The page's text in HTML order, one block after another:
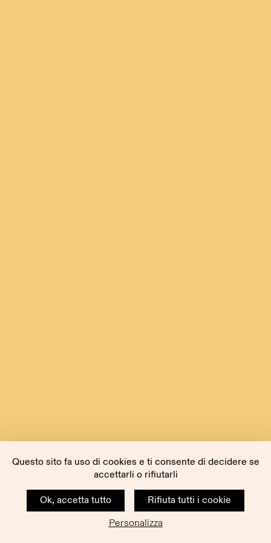
Questo sito fa uso di cookies e ti consente di decidere se
accettarli o rifiutarli
Ok, accetta tutto
Rifiuta tutti i cookie
Personalizza